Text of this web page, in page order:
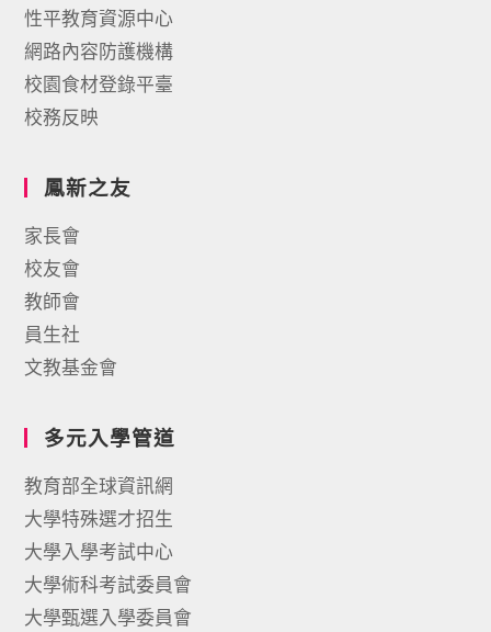
性平教育資源中心
網路內容防護機構
校園食材登錄平臺
校務反映
鳳新之友
家長會
校友會
教師會
員生社
文教基金會
多元入學管道
教育部全球資訊網
大學特殊選才招生
大學入學考試中心
大學術科考試委員會
大學甄選入學委員會